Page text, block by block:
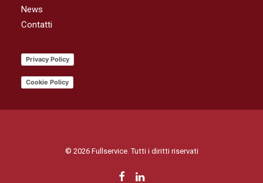
News
Contatti
Privacy Policy
Cookie Policy
© 2026 Fullservice. Tutti i diritti riservati